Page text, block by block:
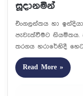
සූදානමින්
එංගලන්තය හා
පැවැත්වීමට
තරගය හරාරේහිදී හෙට
Read More »